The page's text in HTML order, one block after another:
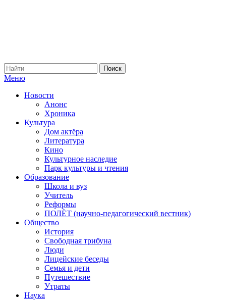
Меню
Новости
Анонс
Хроника
Культура
Дом актёра
Литература
Кино
Культурное наследие
Парк культуры и чтения
Образование
Школа и вуз
Учитель
Реформы
ПОЛЁТ (научно-педагогический вестник)
Общество
История
Свободная трибуна
Люди
Лицейские беседы
Семья и дети
Путешествие
Утраты
Наука